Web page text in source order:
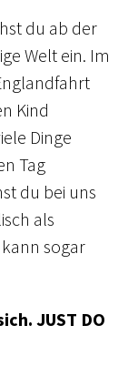
du ab der
Welt ein. Im
Kind
Dinge
Tag
du bei uns
als
sogar
JUST DO